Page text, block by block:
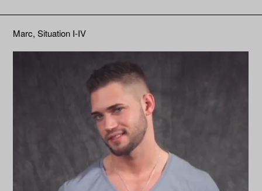
Marc, Situation I-IV